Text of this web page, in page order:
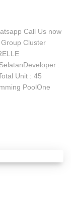
Call Us now
Cluster
:
Unit : 45
PoolOne